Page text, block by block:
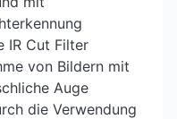
IR Cut Filter
von Bildern mit
Auge
die Verwendung